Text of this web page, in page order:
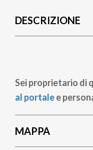
pane
DESCRIZIONE
Sei proprietario di
al portalee
MAPPA